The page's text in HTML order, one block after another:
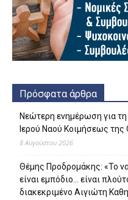
Πρόσφατα άρθρα
Νεώτερη ενημέρωση για
Ιερού Ναού Κοιμήσεως
8 Αυγούστου 2026
Θέμης Προδρομάκης: «Το να
είναι εμπόδιο… είναι
διακεκριμένο Αιγιώτη